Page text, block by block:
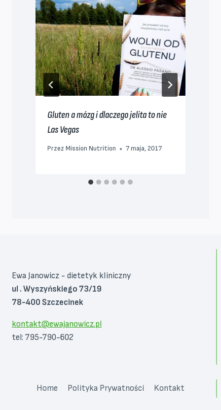
Gluten a mózg i dlaczego jelita to nie
Las Vegas
Przez Mission Nutrition 7 maja, 2017
Ewa Janowicz - dietetyk kliniczny
ul . Wyszyńskiego 73/19
78-400 Szczecinek
kontakt@ewajanowicz.pl
tel: 795-790-602
Home Polityka Prywatności Kontakt